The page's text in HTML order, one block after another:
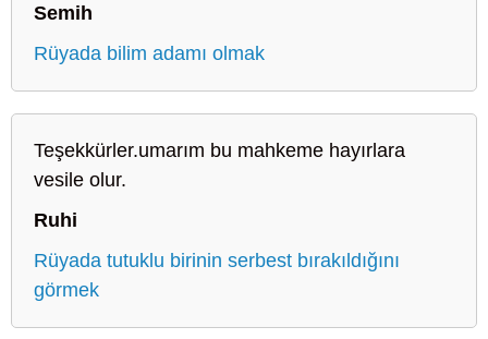
Semih
Rüyada bilim adamı olmak
Teşekkürler.umarım bu mahkeme hayırlara
vesile olur.
Ruhi
Rüyada tutuklu birinin serbest bırakıldığını
görmek